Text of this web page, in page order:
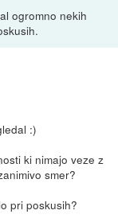
ogromno nekih
:)
ki nimajo veze z
smer?
pri poskusih?